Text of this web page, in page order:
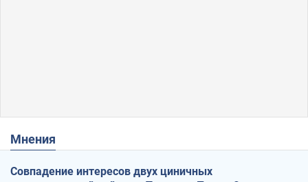
Мнения
Совпадение интересов двух циничных